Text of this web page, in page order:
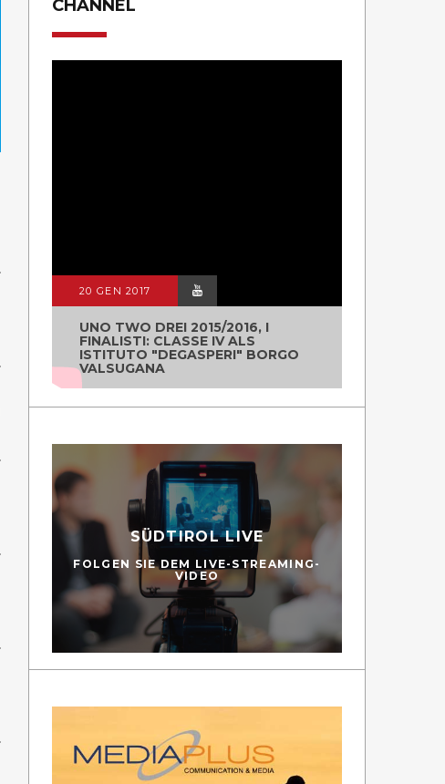
CHANNEL
20 GEN 2017
UNO TWO DREI 2015/2016, I
FINALISTI: CLASSE IV ALS
ISTITUTO "DEGASPERI" BORGO
VALSUGANA
SÜDTIROL LIVE
FOLGEN SIE DEM LIVE-STREAMING-
VIDEO